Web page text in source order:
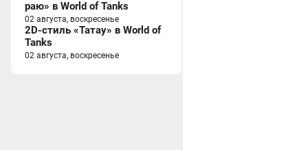
раю» в World of Tanks
02 августа, воскресенье
2D-стиль «Татау» в World of
Tanks
02 августа, воскресенье